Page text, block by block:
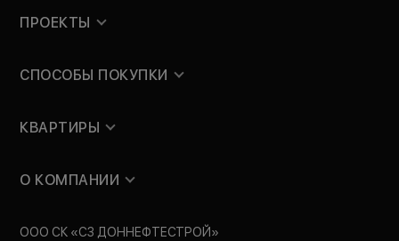
ПРОЕКТЫ
СПОСОБЫ ПОКУПКИ
КВАРТИРЫ
О КОМПАНИИ
ООО СК «СЗ ДОННЕФТЕСТРОЙ»